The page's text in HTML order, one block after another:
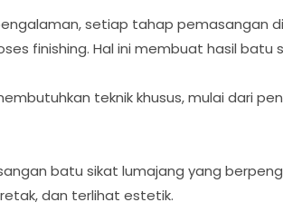
setiap tahap pemasangan
finishing. Hal ini membuat hasil
teknik khusus, mulai dari
batu sikat lumajang yang
dan terlihat estetik.